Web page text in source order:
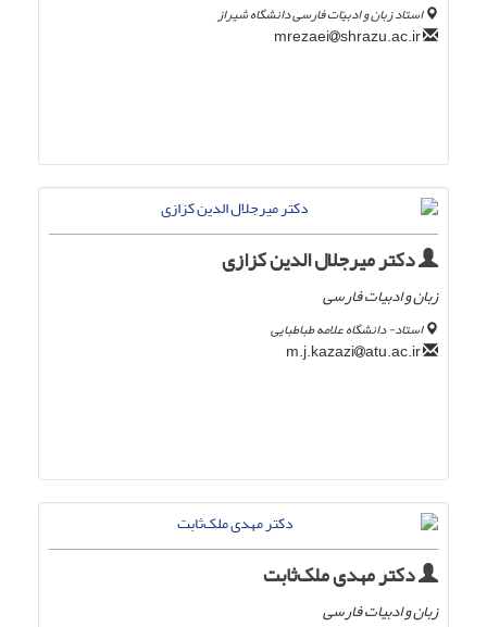
استاد زبان و ادبیّات فارسی دانشگاه شیراز
shrazu.ac.ir
دکتر میرجلال الدین کزازی
زبان و ادبیات فارسی
استاد- دانشگاه علامه طباطبایی
atu.ac.ir
دکتر مهدی ملک‌ثابت
زبان و ادبیات فارسی